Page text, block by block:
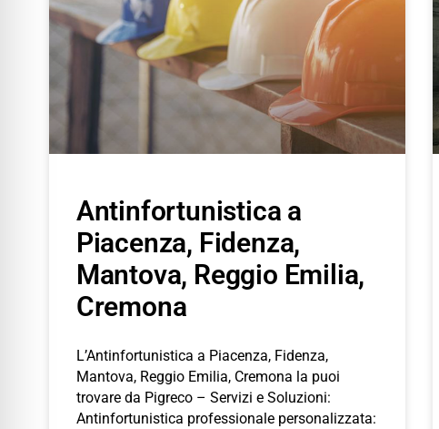
Antinfortunistica a
Piacenza, Fidenza,
Mantova, Reggio Emilia,
Cremona
L’Antinfortunistica a Piacenza, Fidenza,
Mantova, Reggio Emilia, Cremona la puoi
trovare da Pigreco – Servizi e Soluzioni:
Antinfortunistica professionale personalizzata: